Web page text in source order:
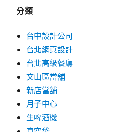
分類
台中設計公司
台北網頁設計
台北高級餐廳
文山區當舖
新店當舖
月子中心
生啤酒機